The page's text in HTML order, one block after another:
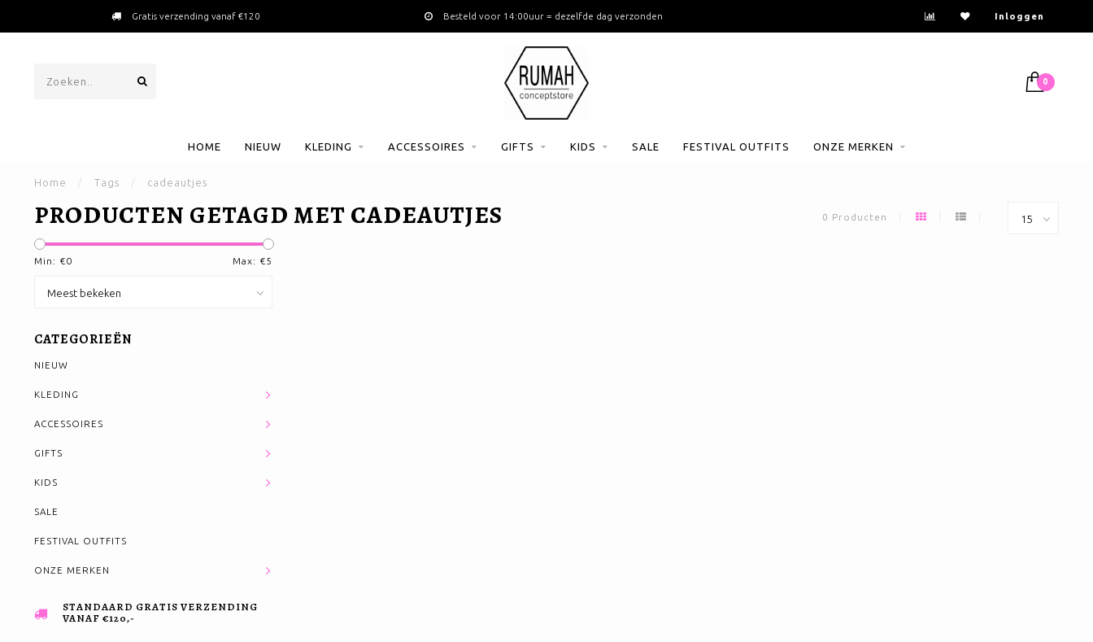
Gratis verzending vanaf €120 Besteld voor 14:00uur = dezelfde dag verzonden Inloggen
0
HOME NIEUW KLEDING ACCESSOIRES GIFTS KIDS SALE FESTIVAL OUTFITS ONZE MERKEN
Home / Tags / cadeautjes
PRODUCTEN GETAGD MET CADEAUTJES 0 Producten
Min: €0 Max: €5
CATEGORIEËN
NIEUW
KLEDING
ACCESSOIRES
GIFTS
KIDS
SALE
FESTIVAL OUTFITS
ONZE MERKEN
STANDAARD GRATIS VERZENDING
VANAF €120,-